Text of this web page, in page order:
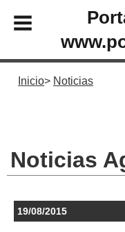
Inicio Noticias
Noticias
19/08/2015